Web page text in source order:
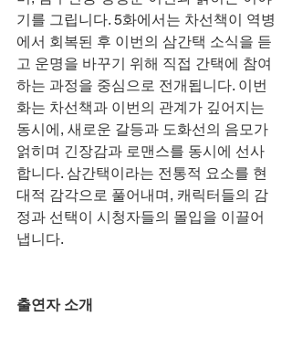
기를 그립니다. 5화에서는 차선책이 역병
에서 회복된 후 이번의 삼간택 소식을 듣
고 운명을 바꾸기 위해 직접 간택에 참여
하는 과정을 중심으로 전개됩니다. 이번
화는 차선책과 이번의 관계가 깊어지는
동시에, 새로운 갈등과 도화선의 음모가
얽히며 긴장감과 로맨스를 동시에 선사
합니다. 삼간택이라는 전통적 요소를 현
대적 감각으로 풀어내며, 캐릭터들의 감
정과 선택이 시청자들의 몰입을 이끌어
냅니다.
출연자 소개